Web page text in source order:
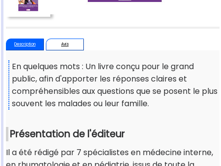
Description Avis
En quelques mots : Un livre conçu pour le grand
public, afin d'apporter les réponses claires et
compréhensibles aux questions que se posent le plus
souvent les malades ou leur famille.
Présentation de l'éditeur
Il a été rédigé par 7 spécialistes en médecine interne,